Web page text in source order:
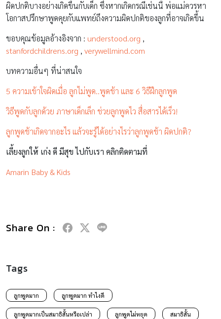
ผิดปกติบางอย่างเกิดขึ้นกับเด็ก ซึ่งหากเกิดกรณีเช่นนี้ พ่อแม่ควรหา
โอกาสปรึกษาพูดคุยกับแพทย์ถึงความผิดปกติของลูกที่อาจเกิดขึ้น
ขอบคุณข้อมูลอ้างอิงจาก : understood.org ,
stanfordchildrens.org , verywellmind.com
บทความอื่นๆ ที่น่าสนใจ
5 ความเข้าใจผิดเมื่อ ลูกไม่พูด..พูดช้า และ 6 วิธีฝึกลูกพูด
วิธีพูดกับลูกด้วย ภาษาเด็กเล็ก ช่วยลูกพูดไว สื่อสารได้เร็ว!
ลูกพูดช้าเกิดจากอะไร แล้วจะรู้ได้อย่างไรว่าลูกพูดช้า ผิดปกติ?
เลี้ยงลูกให้ เก่ง ดี มีสุข ไปกับเรา คลิกติดตามที่
Amarin Baby & Kids
Share On :
Tags
ลูกพูดมาก ลูกพูดมาก ทำไงดี
ลูกพูดมากเป็นสมาธิสั้นหรือเปล่า ลูกพูดไม่หยุด สมาธิสั้น